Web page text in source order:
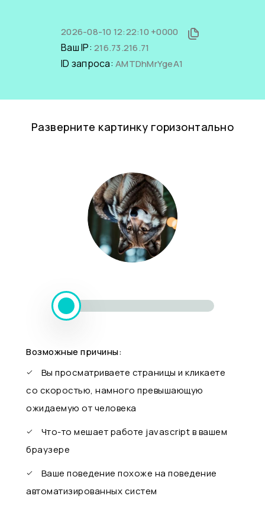
2026-08-10 12:22:10 +0000
Ваш IP: 216.73.216.71
ID запроса: AMTDhMrYgeA1
Разверните картинку горизонтально
Возможные причины:
Вы просматриваете страницы и кликаете
со скоростью, намного превышающую
ожидаемую от человека
Что-то мешает работе javascript в вашем
браузере
Ваше поведение похоже на поведение
автоматизированных систем